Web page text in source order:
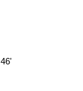
46'